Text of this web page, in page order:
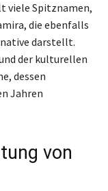
viele Spitznamen,
die ebenfalls
darstellt.
der kulturellen
dessen
Jahren
von